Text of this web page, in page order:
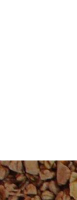
Post
navigation